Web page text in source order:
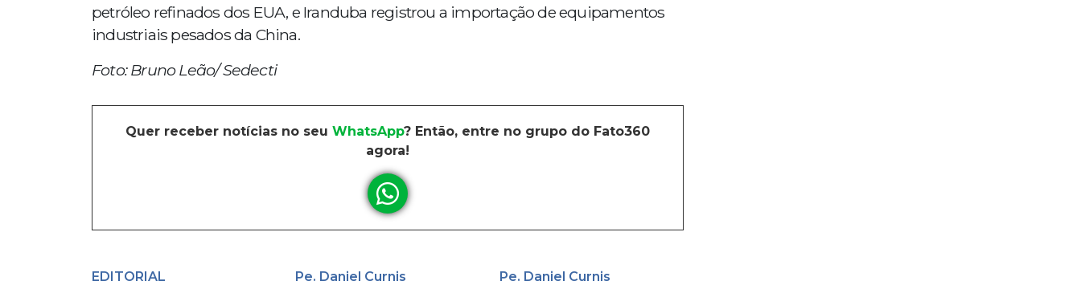
petróleo refinados dos EUA, e Iranduba registrou a importação de equipamentos
industriais pesados da China.
Foto: Bruno Leão/ Sedecti
Quer receber notícias no seu WhatsApp? Então, entre no grupo do Fato360
agora!
EDITORIAL Pe. Daniel Curnis Pe. Daniel Curnis